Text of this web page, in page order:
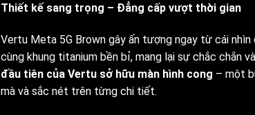
Thiết kế sang trọng – Đẳng cấp vượt thời gian
Vertu Meta 5G Brown gây ấn tượng ngay từ cái
cùng khung titanium bền bỉ, mang lại sự chắc chắn
đầu tiên của Vertu sở hữu màn hình cong – một
mà và sắc nét trên từng chi tiết.